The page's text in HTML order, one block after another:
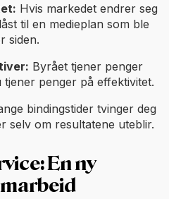
Hvis markedet endrer seg
til en medieplan som ble
siden.
Byrået tjener penger
penger på effektivitet.
bindingstider tvinger deg
selv om resultatene uteblir.
En ny